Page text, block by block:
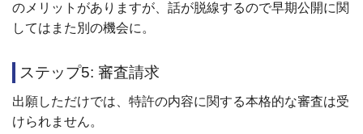
のメリットがありますが、話が脱線するので早期公開に関
してはまた別の機会に。
ステップ5: 審査請求
出願しただけでは、特許の内容に関する本格的な審査は受
けられません。